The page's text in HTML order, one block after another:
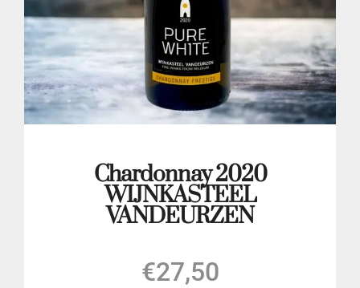
LOGIN
Chardonnay 2020
WIJNKASTEEL
VANDEURZEN
€27,50